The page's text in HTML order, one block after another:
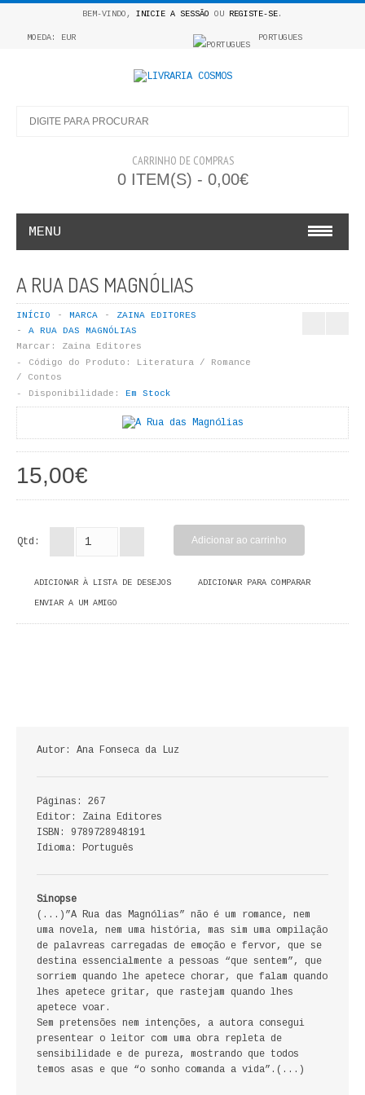
BEM-VINDO, INICIE A SESSÃO OU REGISTE-SE.
MOEDA: EUR PORTUGUES
CARRINHO DE COMPRAS
0 ITEM(S) - 0,00€
MENU
COSMOS INFANTIL
COLEÇÃO APRENDE A COLORIR
LIVROS DE PINTAR
INFANTO - JUVENIL
ANTROPOLOGIA E SOCIOLOGIA
COLEÇÃO RAÍZES
ARQUITECTURA
CADERNOS HUMANITAS
ECONOMIA, GESTÃO, CONTABILIDADE
ENSINO
ANÁLISE DA ACÇÃO EDUCATIVA
COLEÇÃO PONTO DE INTERROGAÇÃO
COLEÇÃO PONTO E VÍRGULA
HISTÓRIA
HISTÓRIA DE PORTUGAL
PRÉ-HISTÓRIA
LITERATURA
BIOGRAFIA
A RUA DAS MAGNÓLIAS
INÍCIO MARCA
ZAINA EDITORES
A RUA DAS MAGNÓLIAS
Marcar:
Zaina Editores
Código do Produto:
Literatura / Romance
/ Contos
Disponibilidade:
Em Stock
15,00€
Qtd:
ADICIONAR À LISTA DE DESEJOS ADICIONAR PARA COMPARAR
ENVIAR A UM AMIGO
Autor: Ana Fonseca da Luz
Páginas: 267
Editor: Zaina Editores
ISBN: 9789728948191
Idioma: Português
Sinopse
(...)”A Rua das Magnólias” não é um romance, nem
uma novela, nem uma história, mas sim uma ompilação
de palavreas carregadas de emoção e fervor, que se
destina essencialmente a pessoas “que sentem”, que
sorriem quando lhe apetece chorar, que falam quando
lhes apetece gritar, que rastejam quando lhes
apetece voar.
Sem pretensões nem intenções, a autora consegui
presentear o leitor com uma obra repleta de
sensibilidade e de pureza, mostrando que todos
temos asas e que “o sonho comanda a vida”.(...)